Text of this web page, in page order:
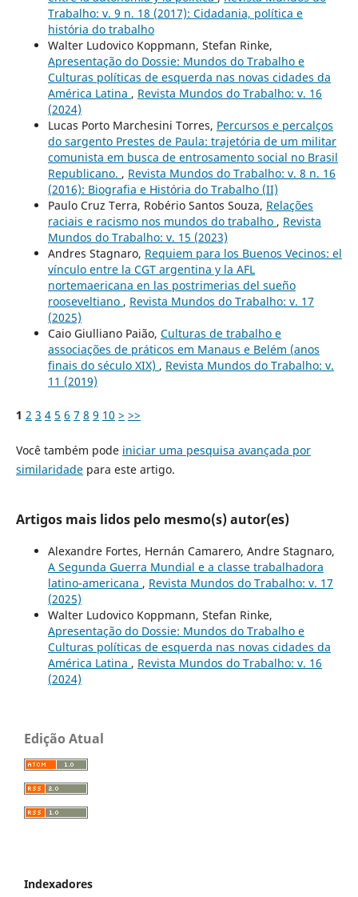
Trabalho: v. 9 n. 18 (2017): Cidadania, política e
história do trabalho
Walter Ludovico Koppmann, Stefan Rinke,
Apresentação do Dossie: Mundos do Trabalho e
Culturas políticas de esquerda nas novas cidades da
América Latina , Revista Mundos do Trabalho: v. 16
(2024)
Lucas Porto Marchesini Torres, Percursos e percalços
do sargento Prestes de Paula: trajetória de um militar
comunista em busca de entrosamento social no Brasil
Republicano. , Revista Mundos do Trabalho: v. 8 n. 16
(2016): Biografia e História do Trabalho (II)
Paulo Cruz Terra, Robério Santos Souza, Relações
raciais e racismo nos mundos do trabalho , Revista
Mundos do Trabalho: v. 15 (2023)
Andres Stagnaro, Requiem para los Buenos Vecinos: el
vínculo entre la CGT argentina y la AFL
nortemaericana en las postrimerias del sueño
rooseveltiano , Revista Mundos do Trabalho: v. 17
(2025)
Caio Giulliano Paião, Culturas de trabalho e
associações de práticos em Manaus e Belém (anos
finais do século XIX) , Revista Mundos do Trabalho: v.
11 (2019)
1 2 3 4 5 6 7 8 9 10 > >>
Você também pode iniciar uma pesquisa avançada por
similaridadepara este artigo.
Artigos mais lidos pelo mesmo(s) autor(es)
Alexandre Fortes, Hernán Camarero, Andre Stagnaro,
A Segunda Guerra Mundial e a classe trabalhadora
latino-americana , Revista Mundos do Trabalho: v. 17
(2025)
Walter Ludovico Koppmann, Stefan Rinke,
Apresentação do Dossie: Mundos do Trabalho e
Culturas políticas de esquerda nas novas cidades da
América Latina , Revista Mundos do Trabalho: v. 16
(2024)
Edição Atual
Indexadores